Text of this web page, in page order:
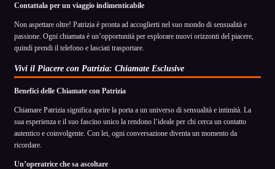
Contattala per un viaggio indimenticabile
Non aspettare oltre! Patrizia è pronta ad accoglierti nel suo mondo di sensualità e
passione. Ogni chiamata è un’opportunità per esplorare nuovi orizzonti del piacere,
quindi prendi il telefono e lasciati trasportare.
Vivi il Piacere con Patrizia: Chiamate Esclusive
Benefici delle Chiamate con Patrizia
Chiamare Patrizia significa aprire la porta a un universo di sensualità e intimità. La
sua esperienza e il suo fascino unico la rendono l’ideale per chi cerca un contatto
autentico e coinvolgente. Con lei, ogni conversazione diventa un momento da
ricordare.
Un’operatrice che sa ascoltare